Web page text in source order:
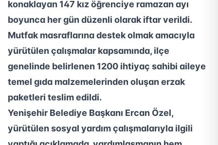
konaklayan 147 kız öğrenciye ramazan ayı
boyunca her gün düzenli olarak iftar verildi.
Mutfak masraflarına destek olmak amacıyla
yürütülen çalışmalar kapsamında, ilçe
genelinde belirlenen 1200 ihtiyaç sahibi aileye
temel gıda malzemelerinden oluşan erzak
paketleri teslim edildi.
Yenişehir Belediye Başkanı Ercan Özel,
yürütülen sosyal yardım çalışmalarıyla ilgili